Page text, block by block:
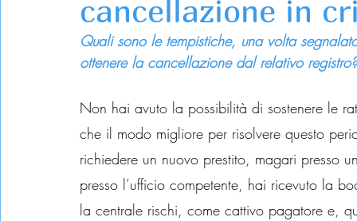
cancellazione in
Quali sono le tempistiche, una volta
ottenere la cancellazione dal relativo registro?
Non hai avuto la possibilità di sostenere le
che il modo migliore per risolvere questo
richiedere un nuovo prestito, magari presso
presso l’ufficio competente, hai ricevuto la
la centrale rischi, come cattivo pagatore e,